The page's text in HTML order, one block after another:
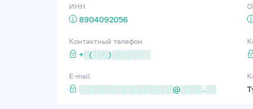
ИНН
8904092056
Контактный телефон
+░(░░░)░░░░░░░
E-mail
░░░░░░░░░░░░░░░░░@░░░░.░░